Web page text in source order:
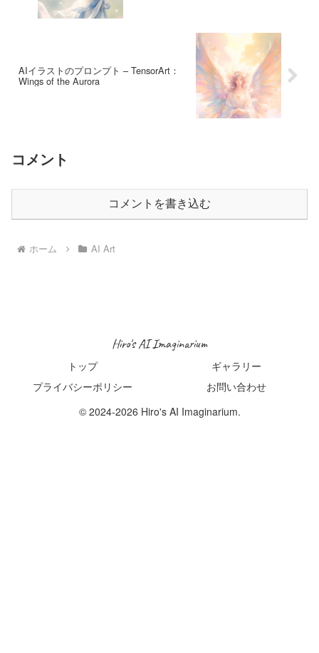
AIイラストのプロンプト – TensorArt：
Wings of the Aurora
コメント
コメントを書き込む
ホーム AI Art
Hiro's AI Imaginarium
トップ
ギャラリー
プライバシーポリシー
お問い合わせ
© 2024-2026 Hiro's AI Imaginarium.